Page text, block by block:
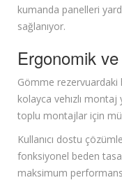
kumanda panelleri
sağlanıyor.
Ergonomik
Gömme rezervuardaki
kolayca vehızlı
toplu montajlar için
Kullanıcı dostu
fonksiyonel beden
maksimum